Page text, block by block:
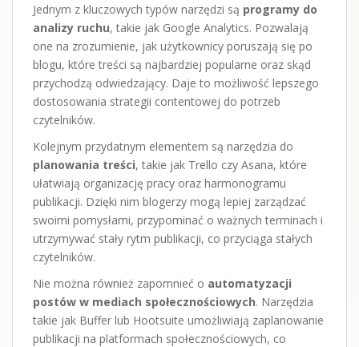
Jednym z kluczowych typów narzędzi są programy do
analizy ruchu, takie jak Google Analytics. Pozwalają
one na zrozumienie, jak użytkownicy poruszają się po
blogu, które treści są najbardziej popularne oraz skąd
przychodzą odwiedzający. Daje to możliwość lepszego
dostosowania strategii contentowej do potrzeb
czytelników.
Kolejnym przydatnym elementem są narzędzia do
planowania treści, takie jak Trello czy Asana, które
ułatwiają organizację pracy oraz harmonogramu
publikacji. Dzięki nim blogerzy mogą lepiej zarządzać
swoimi pomysłami, przypominać o ważnych terminach i
utrzymywać stały rytm publikacji, co przyciąga stałych
czytelników.
Nie można również zapomnieć o automatyzacji
postów w mediach społecznościowych. Narzędzia
takie jak Buffer lub Hootsuite umożliwiają zaplanowanie
publikacji na platformach społecznościowych, co